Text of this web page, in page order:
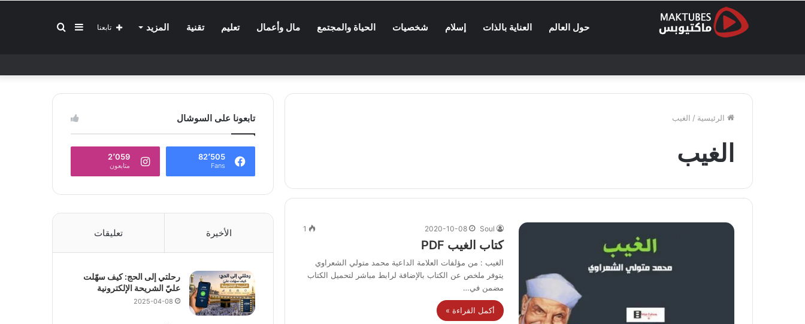
حول العالم العناية بالذات إسلام شخصيات الحياة والمجتمع مال وأعمال تعليم تقنية المزيد بحثإضافة
جانبي
تابعنا
الرئيسية / الغيب
الغيب
Soul
2020-10-08
1
كتاب الغيب PDF
الغيب : من مؤلفات العلامة الداعية محمد متولي الشعراوي
يتوفر ملخص عن الكتاب بالإضافة لرابط مباشر لتحميل الكتاب
مضمن في…
أكمل القراءة »
تابعونا على السوشال
82٬505
Fans
2٬059
متابعون
الأخيرة تعليقات
رحلتي إلى الحج: كيف سهّلت
عليّ الشريحة الإلكترونية
2025-04-08